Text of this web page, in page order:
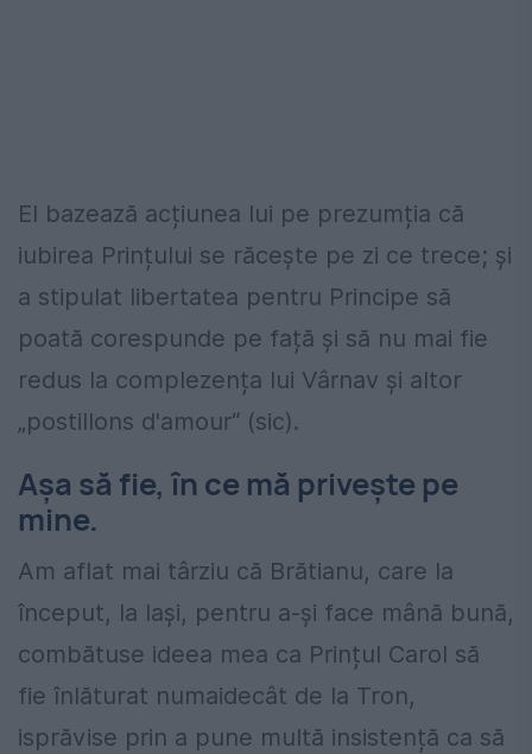
El bazează acțiunea lui pe prezumția că
iubirea Prințului se răcește pe zi ce trece; și
a stipulat libertatea pentru Principe să
poată corespunde pe față și să nu mai fie
redus la complezența lui Vârnav și altor
„postillons d'amour“ (sic).
Așa să fie, în ce mă privește pe
mine.
Am aflat mai târziu că Brătianu, care la
început, la Iași, pentru a-și face mână bună,
combătuse ideea mea ca Prințul Carol să
fie înlăturat numaidecât de la Tron,
isprăvise prin a pune multă insistență ca să